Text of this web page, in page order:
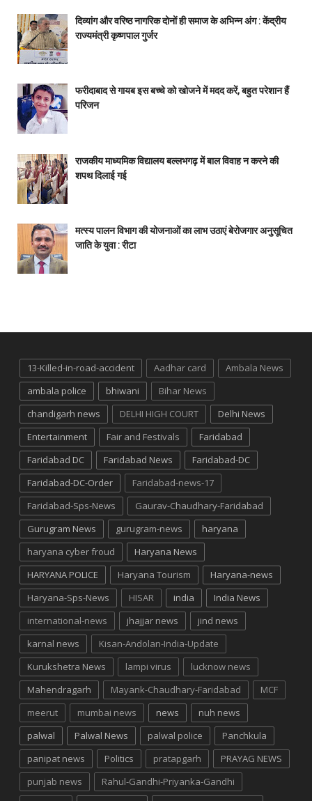
दिव्यांग और वरिष्ठ नागरिक दोनों ही समाज के अभिन्न अंग : केंद्रीय
राज्यमंत्री कृष्णपाल गुर्जर
फरीदाबाद से गायब इस बच्चे को खोजने में मदद करें, बहुत परेशान हैं
परिजन
राजकीय माध्यमिक विद्यालय बल्लभगढ़ में बाल विवाह न करने की
शपथ दिलाई गई
मत्स्य पालन विभाग की योजनाओं का लाभ उठाएं बेरोजगार अनुसूचित
जाति के युवा : रीटा
13-Killed-in-road-accident Aadhar card
Ambala News
ambala police
bhiwani
Bihar News
chandigarh news
DELHI HIGH COURT
Delhi News
Entertainment
Fair and Festivals
Faridabad
Faridabad DC
Faridabad News
Faridabad-DC
Faridabad-DC-Order
Faridabad-news-17
Faridabad-Sps-News
Gaurav-Chaudhary-Faridabad
Gurugram News
gurugram-news
haryana
haryana cyber froud
Haryana News
HARYANA POLICE
Haryana Tourism
Haryana-news
Haryana-Sps-News
HISAR india
India News
international-news
jhajjar news
jind news
karnal news
Kisan-Andolan-India-Update
Kurukshetra News
lampi virus
lucknow news
Mahendragarh
Mayank-Chaudhary-Faridabad
MCF
meerut
mumbai news news
nuh news
palwal
Palwal News palwal police
Panchkula
panipat news
Politics pratapgarh
PRAYAG NEWS
punjab news
Rahul-Gandhi-Priyanka-Gandhi